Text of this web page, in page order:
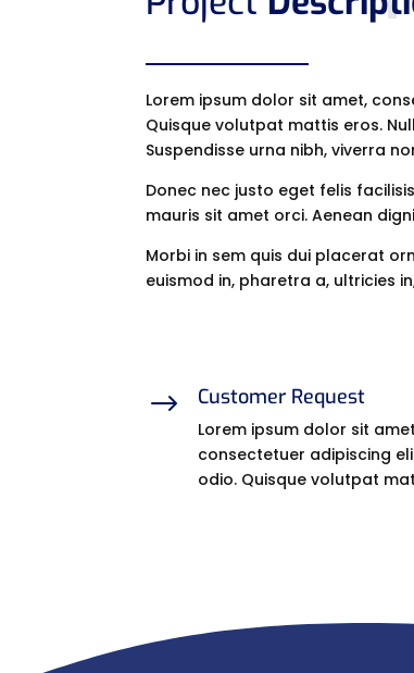
Lorem ipsum dolor sit amet,
Quisque volutpat mattis eros.
Suspendisse urna nibh, viverra
Donec nec justo eget felis
mauris sit amet orci. Aenean
Morbi in sem quis dui placerat
euismod in, pharetra a, ultricies
$ Customer Request
Lorem ipsum dolor sit
consectetuer adipiscing
odio. Quisque volutpat